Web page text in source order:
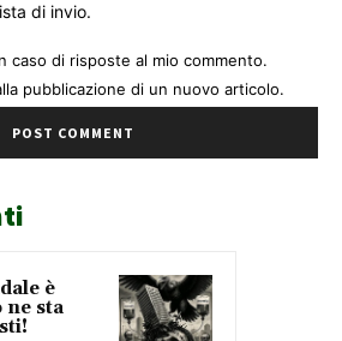
di invio.
caso di risposte al mio commento.
pubblicazione di un nuovo articolo.
è
ne sta